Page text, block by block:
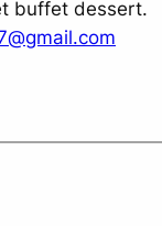
buffet dessert.